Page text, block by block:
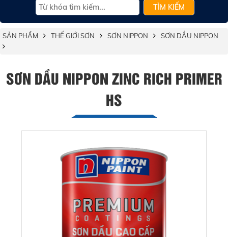
TÌM KIẾM
SẢN PHẨM THẾ GIỚI SƠN SƠN NIPPON SƠN DẦU NIPPON
SƠN DẦU NIPPON ZINC RICH PRIMER
HS